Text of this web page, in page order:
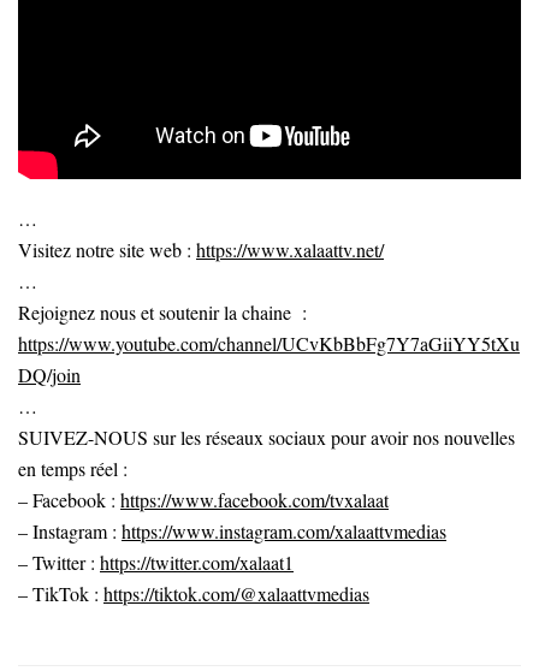
…
Visitez notre site web : https://www.xalaattv.net/
…
Rejoignez nous et soutenir la chaine :
https://www.youtube.com/channel/UCvKbBbFg7Y7aGiiYY5tXu
DQ/join
…
SUIVEZ-NOUS sur les réseaux sociaux pour avoir nos nouvelles
en temps réel :
– Facebook : https://www.facebook.com/tvxalaat
– Instagram : https://www.instagram.com/xalaattvmedias
– Twitter : https://twitter.com/xalaat1
– TikTok : https://tiktok.com/@xalaattvmedias